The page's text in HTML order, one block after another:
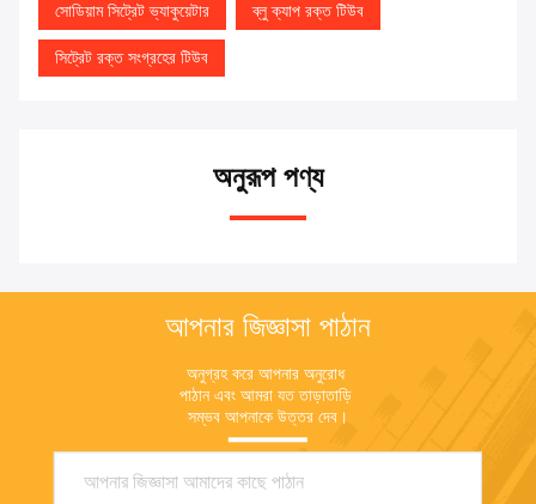
সোডিয়াম সিট্রেট ভ্যাকুয়েটার ব্লু ক্যাপ রক্ত টিউব
সিট্রেট রক্ত সংগ্রহের টিউব
অনুরূপ পণ্য
আপনার জিজ্ঞাসা পাঠান
অনুগ্রহ করে আপনার অনুরোধ
পাঠান এবং আমরা যত তাড়াতাড়ি
সম্ভব আপনাকে উত্তর দেব।